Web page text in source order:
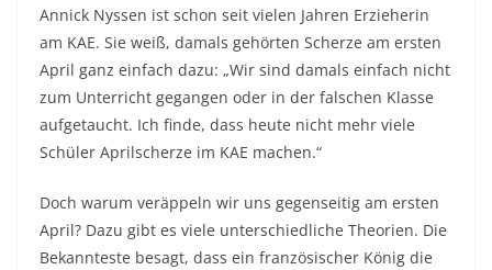
Annick Nyssen ist schon seit vielen Jahren Erzieherin
am KAE. Sie weiß, damals gehörten Scherze am ersten
April ganz einfach dazu: „Wir sind damals einfach nicht
zum Unterricht gegangen oder in der falschen Klasse
aufgetaucht. Ich finde, dass heute nicht mehr viele
Schüler Aprilscherze im KAE machen.“
Doch warum veräppeln wir uns gegenseitig am ersten
April? Dazu gibt es viele unterschiedliche Theorien. Die
Bekannteste besagt, dass ein französischer König die